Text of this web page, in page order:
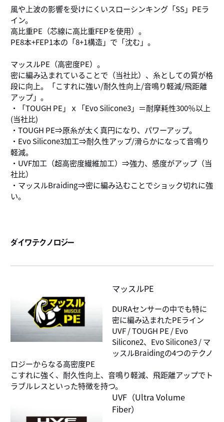
風や上波の影響を受けにくいスローシンキング「SS」PEラ
イン。
高比重PE（芯線に高比重FEPを使用）。
PE8本+FEP1本の「8+1構造」で「沈む」。
マッスルPE（高密度PE）。
密に編み込まれていることで（当社比）、糸としての質が格
段に向上。「こすれに強い/耐久性向上/音鳴り軽減/飛距離
アップ」。
・「TOUGH PE」ｘ「Evo Silicone3」＝耐摩耗性300％以上
(当社比)
・TOUGH PE⇒原糸が太く真円になり、パワーアップ。
・Evo Silicone3加工⇒耐久性アップ/滑らかになって音鳴り
軽減。
・UVF加工（超高密度繊維加工）⇒強力、感度がアップ（当
社比）
・マッスルBraiding⇒密に編み込むことでショック切れに強
い。
ダイワテクノロジー
マッスルPE
DURAセンサーの中でも特に
密に編み込まれたPEライン
UVF / TOUGH PE / Evo
Silicone2、Evo Silicone3 / マ
ッスルBraidingの4つのテクノ
ロジーからなる高密度PE
こすれに強く、耐久性向上、音鳴り軽減、飛距離アップでト
ラブルレスといった特徴を持つ。
UVF（Ultra Volume
Fiber）